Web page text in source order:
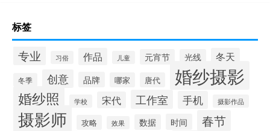
标签
专业 习俗 作品 儿童 元宵节 光线 冬天
冬季 创意 品牌 哪家 唐代 婚纱摄影
婚纱照 学校 宋代 工作室 手机 摄影作品
摄影师 攻略 效果 数据 时间 春节